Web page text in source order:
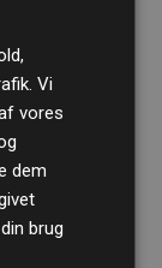
i
Vi
vores
dem
brug